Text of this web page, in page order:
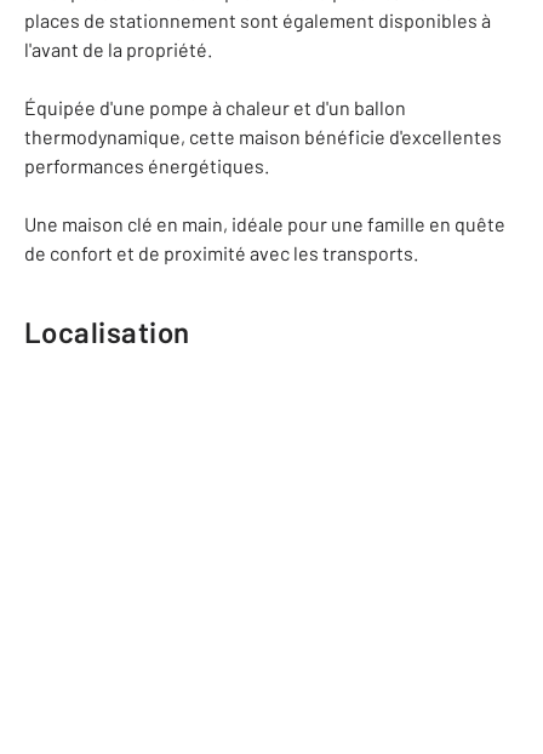
places de stationnement sont également disponibles à
l'avant de la propriété.
Équipée d'une pompe à chaleur et d'un ballon
thermodynamique, cette maison bénéficie d'excellentes
performances énergétiques.
Une maison clé en main, idéale pour une famille en quête
de confort et de proximité avec les transports.
Localisation